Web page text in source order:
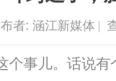
者: 涵江新媒体 |
个事儿。话说